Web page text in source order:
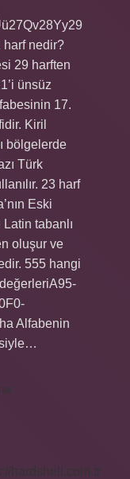
harf nedir?
29 harften
ünsüz
17.
Kiril
bölgelerde
Türk
23 harf
Eski
Latin tabanlı
oluşur ve
555 hangi
Alfabenin
hardshell.com.tr